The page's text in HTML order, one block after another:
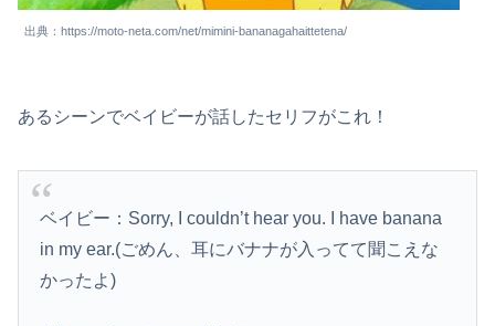
出典：https://moto-neta.com/net/mimini-bananagahaittetena/
あるシーンでベイビーが話したセリフがこれ！
ベイビー：Sorry, I couldn’t hear you. I have banana
in my ear.(ごめん、耳にバナナが入ってて聞こえな
かったよ)